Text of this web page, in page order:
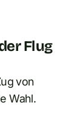
Flug
von
Wahl.